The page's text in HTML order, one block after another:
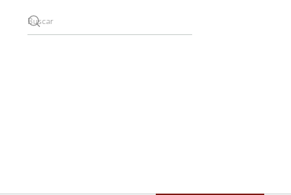
Skip to main content